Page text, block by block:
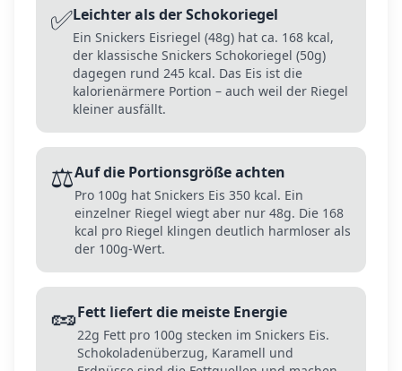
✅Leichter als der Schokoriegel
Ein Snickers Eisriegel (48g) hat ca. 168 kcal,
der klassische Snickers Schokoriegel (50g)
dagegen rund 245 kcal. Das Eis ist die
kalorienärmere Portion – auch weil der Riegel
kleiner ausfällt.
⚖️Auf die Portionsgröße achten
Pro 100g hat Snickers Eis 350 kcal. Ein
einzelner Riegel wiegt aber nur 48g. Die 168
kcal pro Riegel klingen deutlich harmloser als
der 100g-Wert.
🥜Fett liefert die meiste Energie
22g Fett pro 100g stecken im Snickers Eis.
Schokoladenüberzug, Karamell und